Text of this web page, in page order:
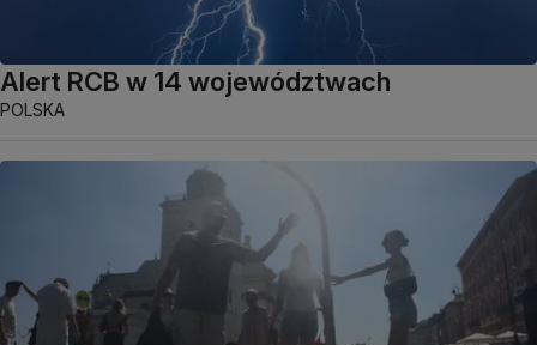
Alert RCB w 14 województwach
POLSKA